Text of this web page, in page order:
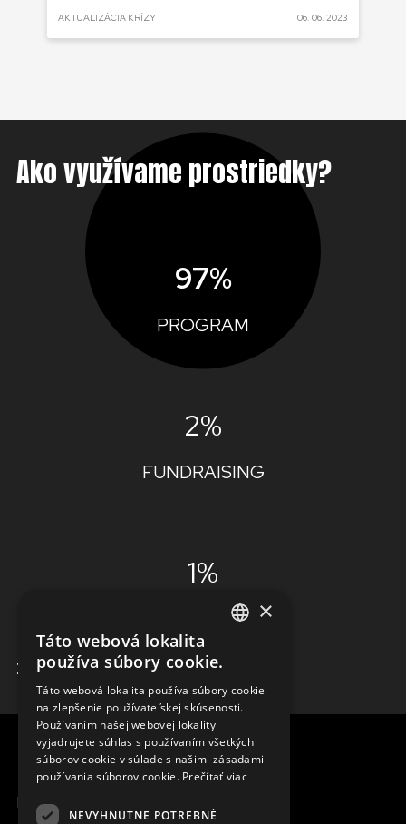
AKTUALIZÁCIA KRÍZY 06. 06. 2023
Ako využívame prostriedky?
97%
PROGRAM
2%
FUNDRAISING
1%
ADMINISTRÁCIA
ZISTIŤ VIAC
MENU
CZECH
FRENCH
×
Táto webová lokalita
používa súbory cookie.
Táto webová lokalita používa súbory cookie
na zlepšenie používateľskej skúsenosti.
Používaním našej webovej lokality
vyjadrujete súhlas s používaním všetkých
súborov cookie v súlade s našimi zásadami
používania súborov cookie. Prečítať viac
NEVYHNUTNE POTREBNÉ